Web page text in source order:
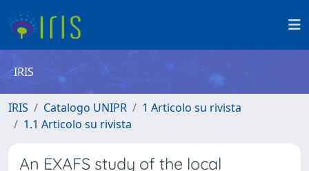
IRIS
IRIS Catalogo UNIPR
1 Articolo su rivista
1.1 Articolo su rivista
An EXAFS study of the local